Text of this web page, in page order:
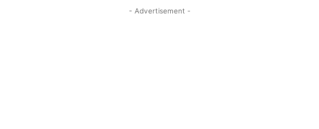
- Advertisement -